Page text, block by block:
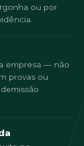
ou por
empresa — não
provas ou